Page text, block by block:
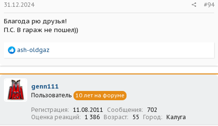
31.12.2024 #94
Благода рю друзья!
П.С. В гараж не пошел))
Р
а
к
ц
и
и
ash-oldgaz
genn111
Пользователь 10 лет на форуме
Регистрация 11.08.2011 Сообщения
702
Оценка реакций
1 386 Возраст 55 Город Калуга